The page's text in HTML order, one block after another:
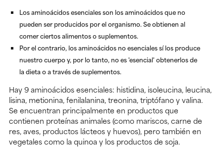
Los aminoácidos esenciales son los aminoácidos que no
pueden ser producidos por el organismo. Se obtienen al
comer ciertos alimentos o suplementos.
Por el contrario, los aminoácidos no esenciales sí los produce
nuestro cuerpo y, por lo tanto, no es 'esencial' obtenerlos de
la dieta o a través de suplementos.
Hay 9 aminoácidos esenciales: histidina, isoleucina, leucina,
lisina, metionina, fenilalanina, treonina, triptófano y valina.
Se encuentran principalmente en productos que
contienen proteínas animales (como mariscos, carne de
res, aves, productos lácteos y huevos), pero también en
vegetales como la quinoa y los productos de soja.